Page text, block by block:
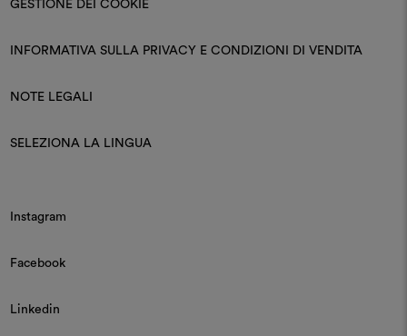
GESTIONE DEI COOKIE
INFORMATIVA SULLA PRIVACY E CONDIZIONI DI VENDITA
NOTE LEGALI
SELEZIONA LA LINGUA
Instagram
Facebook
Linkedin